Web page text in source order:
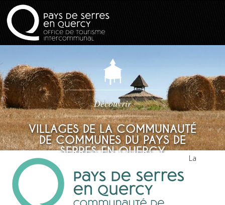
Découvrir
VILLAGES DE LA COMMUNAUTÉ
DE COMMUNES DU PAYS DE
SERRES EN QUERCY La